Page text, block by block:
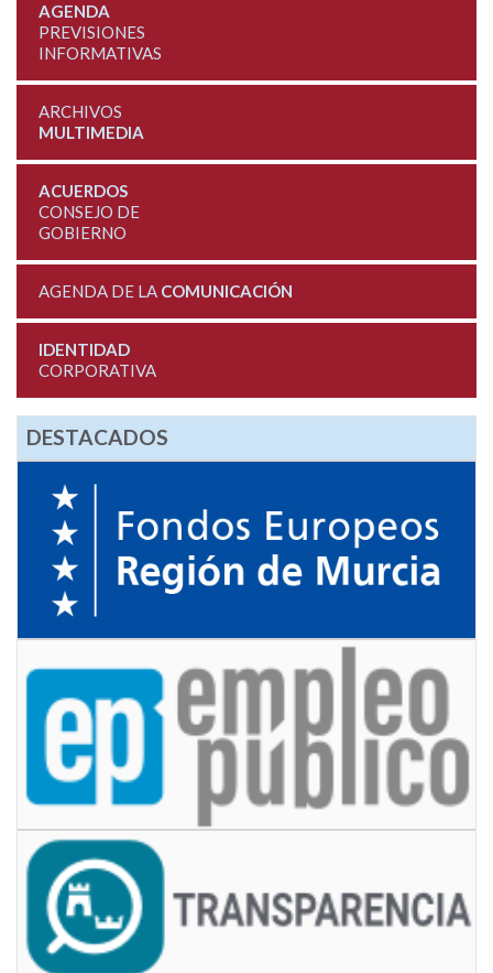
AGENDA
PREVISIONES
INFORMATIVAS
ARCHIVOS
MULTIMEDIA
ACUERDOS
CONSEJO DE
GOBIERNO
AGENDA DE LA COMUNICACIÓN
IDENTIDAD
CORPORATIVA
DESTACADOS